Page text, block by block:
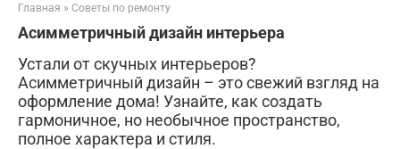
Главная » Советы по ремонту
Асимметричный дизайн интерьера
Устали от скучных интерьеров?
Асимметричный дизайн – это свежий взгляд на
оформление дома! Узнайте, как создать
гармоничное, но необычное пространство,
полное характера и стиля.